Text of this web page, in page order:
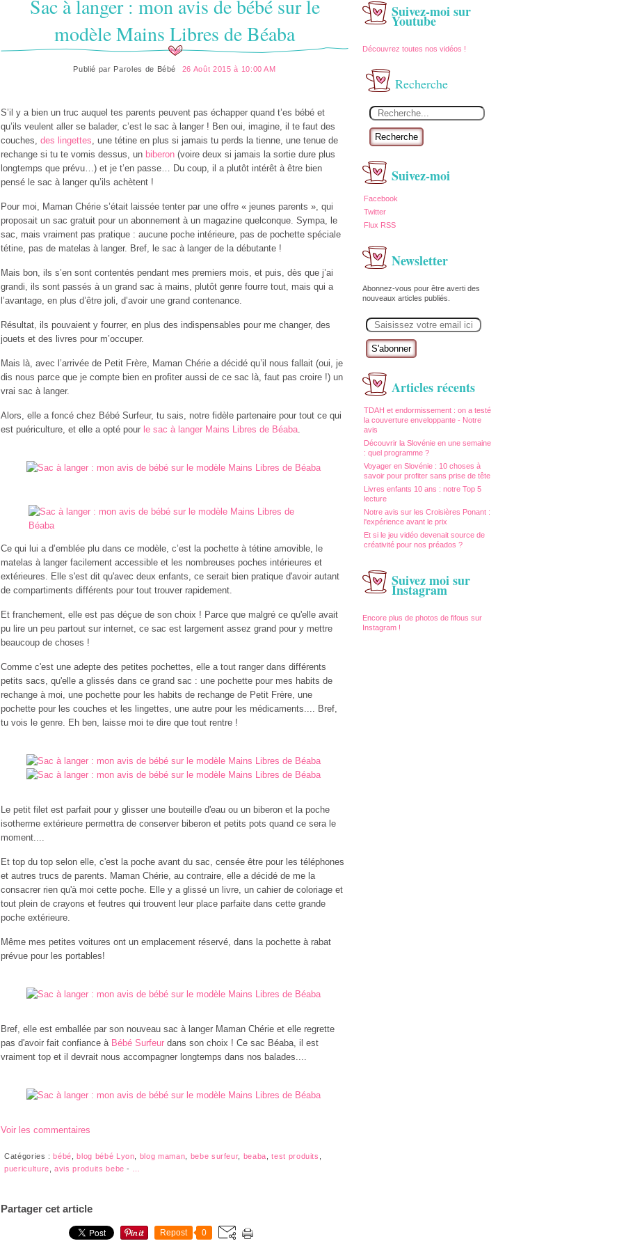
Suivez-moi sur
Youtube
Découvrez toutes nos vidéos !
Recherche
Recherche
Suivez-moi
Facebook
Twitter
Flux RSS
Newsletter
Abonnez-vous pour être averti des
nouveaux articles publiés.
m
Articles récents
TDAH et endormissement : on a testé
la couverture enveloppante - Notre
avis
Découvrir la Slovénie en une semaine
: quel programme ?
Voyager en Slovénie : 10 choses à
savoir pour profiter sans prise de tête
Livres enfants 10 ans : notre Top 5
lecture
Notre avis sur les Croisières Ponant :
l'expérience avant le prix
Et si le jeu vidéo devenait source de
créativité pour nos préados ?
Suivez moi sur
Instagram
Encore plus de photos de fifous sur
Instagram !
Sac à langer : mon avis de bébé sur le
modèle Mains Libres de Béaba
Publié par Paroles de Bébé 26 Août 2015 à 10:00 AM
S’il y a bien un truc auquel tes parents peuvent pas échapper quand t’es bébé et
qu’ils veulent aller se balader, c’est le sac à langer ! Ben oui, imagine, il te faut des
couches, des lingettes, une tétine en plus si jamais tu perds la tienne, une tenue de
rechange si tu te vomis dessus, un biberon (voire deux si jamais la sortie dure plus
longtemps que prévu…) et je t’en passe… Du coup, il a plutôt intérêt à être bien
pensé le sac à langer qu’ils achètent !
Pour moi, Maman Chérie s’était laissée tenter par une offre « jeunes parents », qui
proposait un sac gratuit pour un abonnement à un magazine quelconque. Sympa, le
sac, mais vraiment pas pratique : aucune poche intérieure, pas de pochette spéciale
tétine, pas de matelas à langer. Bref, le sac à langer de la débutante !
Mais bon, ils s’en sont contentés pendant mes premiers mois, et puis, dès que j’ai
grandi, ils sont passés à un grand sac à mains, plutôt genre fourre tout, mais qui a
l’avantage, en plus d’être joli, d’avoir une grand contenance.
Résultat, ils pouvaient y fourrer, en plus des indispensables pour me changer, des
jouets et des livres pour m’occuper.
Mais là, avec l’arrivée de Petit Frère, Maman Chérie a décidé qu’il nous fallait (oui, je
dis nous parce que je compte bien en profiter aussi de ce sac là, faut pas croire !) un
vrai sac à langer.
Alors, elle a foncé chez Bébé Surfeur, tu sais, notre fidèle partenaire pour tout ce qui
est puériculture, et elle a opté pour le sac à langer Mains Libres de Béaba.
Ce qui lui a d’emblée plu dans ce modèle, c’est la pochette à tétine amovible, le
matelas à langer facilement accessible et les nombreuses poches intérieures et
extérieures. Elle s'est dit qu'avec deux enfants, ce serait bien pratique d'avoir autant
de compartiments différents pour tout trouver rapidement.
Et franchement, elle est pas déçue de son choix ! Parce que malgré ce qu'elle avait
pu lire un peu partout sur internet, ce sac est largement assez grand pour y mettre
beaucoup de choses !
Comme c'est une adepte des petites pochettes, elle a tout ranger dans différents
petits sacs, qu'elle a glissés dans ce grand sac : une pochette pour mes habits de
rechange à moi, une pochette pour les habits de rechange de Petit Frère, une
pochette pour les couches et les lingettes, une autre pour les médicaments.... Bref,
tu vois le genre. Eh ben, laisse moi te dire que tout rentre !
Le petit filet est parfait pour y glisser une bouteille d'eau ou un biberon et la poche
isotherme extérieure permettra de conserver biberon et petits pots quand ce sera le
moment....
Et top du top selon elle, c'est la poche avant du sac, censée être pour les téléphones
et autres trucs de parents. Maman Chérie, au contraire, elle a décidé de me la
consacrer rien qu'à moi cette poche. Elle y a glissé un livre, un cahier de coloriage et
tout plein de crayons et feutres qui trouvent leur place parfaite dans cette grande
poche extérieure.
Même mes petites voitures ont un emplacement réservé, dans la pochette à rabat
prévue pour les portables!
Bref, elle est emballée par son nouveau sac à langer Maman Chérie et elle regrette
pas d'avoir fait confiance à Bébé Surfeur dans son choix ! Ce sac Béaba, il est
vraiment top et il devrait nous accompagner longtemps dans nos balades....
Voir les commentaires
Catégories :bébé ,blog bébé Lyon blog maman bebe surfeur, beaba ,test produits
puericulture ,avis produits bebe -
Partager cet article
Repost 0